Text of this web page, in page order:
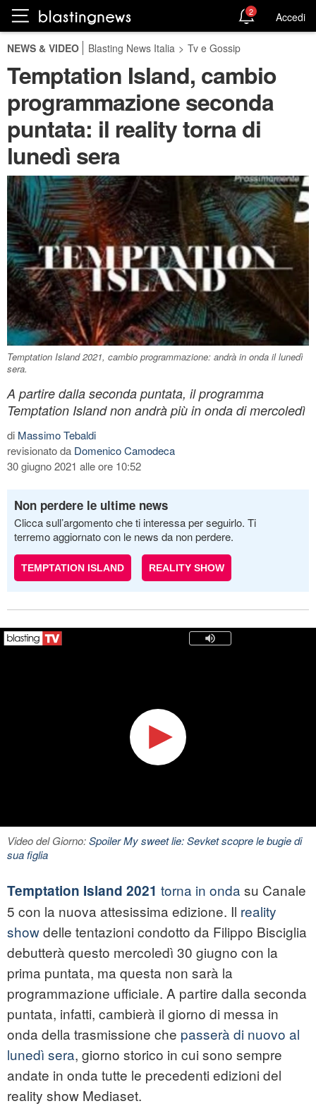
2 Accedi
NEWS & VIDEO Blasting News Italia > Tv e Gossip
Temptation Island, cambio
programmazione seconda
puntata: il reality torna di
lunedì sera
Temptation Island 2021, cambio programmazione: andrà in onda il lunedì
sera.
A partire dalla seconda puntata, il programma
Temptation Island non andrà più in onda di mercoledì
di Massimo Tebaldi
revisionato da Domenico Camodeca
30 giugno 2021 alle ore 10:52
Non perdere le ultime news
Clicca sull’argomento che ti interessa per seguirlo. Ti
terremo aggiornato con le news da non perdere.
TEMPTATION ISLAND REALITY SHOW
Video del Giorno:Spoiler My sweet lie: Sevket scopre le bugie di
sua figlia
Temptation Island 2021 torna in onda su Canale
5 con la nuova attesissima edizione. Il reality
showdelle tentazioni condotto da Filippo Bisciglia
debutterà questo mercoledì 30 giugno con la
prima puntata, ma questa non sarà la
programmazione ufficiale. A partire dalla seconda
puntata, infatti, cambierà il giorno di messa in
onda della trasmissione che passerà di nuovo al
lunedì sera, giorno storico in cui sono sempre
andate in onda tutte le precedenti edizioni del
reality show Mediaset.